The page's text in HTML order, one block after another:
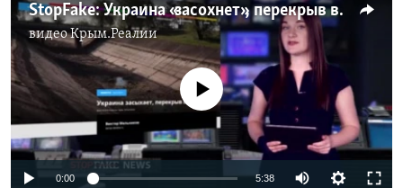
StopFake: Украина «засохнет», перекрыв воду Крыму? (видео)
видеоКрым.Реалии
No media source currently available
0:00 5:38